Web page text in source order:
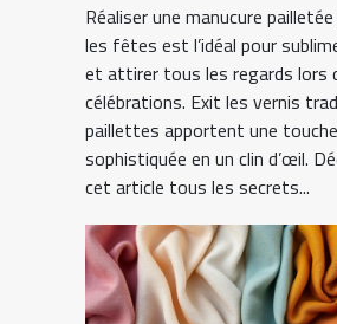
Réaliser une manucure
les fêtes est l’idéal pour
et attirer tous les regards lors
célébrations. Exit les vernis
paillettes apportent une
sophistiquée en un clin d’œil.
cet article tous les secrets...